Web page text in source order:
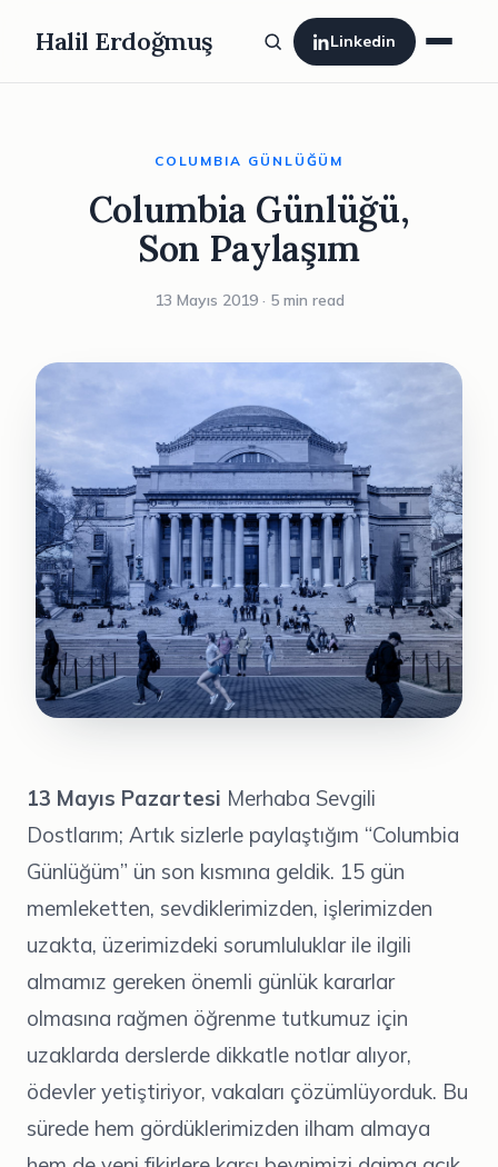
Halil Erdoğmuş Linkedin
COLUMBIA GÜNLÜĞÜM
Columbia Günlüğü,
Son Paylaşım
13 Mayıs 2019 · 5 min read
13 Mayıs Pazartesi Merhaba Sevgili
Dostlarım; Artık sizlerle paylaştığım “Columbia
Günlüğüm” ün son kısmına geldik. 15 gün
memleketten, sevdiklerimizden, işlerimizden
uzakta, üzerimizdeki sorumluluklar ile ilgili
almamız gereken önemli günlük kararlar
olmasına rağmen öğrenme tutkumuz için
uzaklarda derslerde dikkatle notlar alıyor,
ödevler yetiştiriyor, vakaları çözümlüyorduk. Bu
sürede hem gördüklerimizden ilham almaya